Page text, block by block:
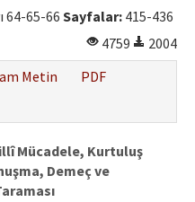
64-65-66 Sayfalar: 415-436
4759
2004
Metin
PDF
Mücadele, Kurtuluş
Demeç ve